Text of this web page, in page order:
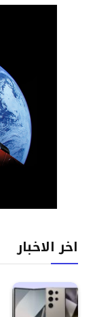
اخر الاخبار